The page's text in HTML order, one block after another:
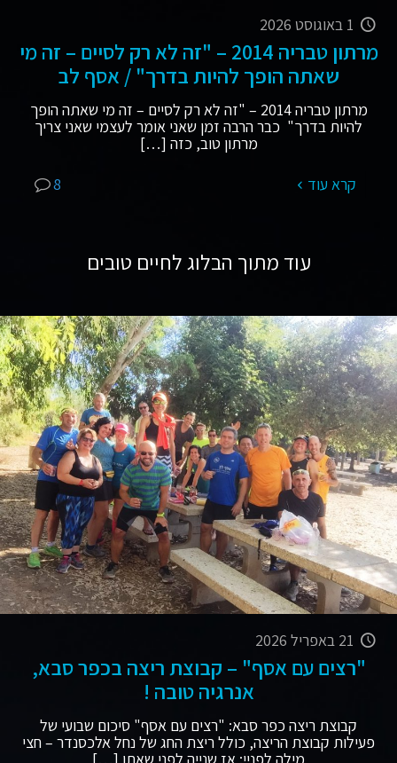
1 באוגוסט 2026
מרתון טבריה 2014 – "זה לא רק לסיים – זה מי
שאתה הופך להיות בדרך" / אסף לב
מרתון טבריה 2014 – "זה לא רק לסיים – זה מי שאתה הופך
להיות בדרך" כבר הרבה זמן שאני אומר לעצמי שאני צריך
מרתון טוב, כזה […]
8
קרא עוד
עוד מתוך הבלוג לחיים טובים
21 באפריל 2026
"רצים עם אסף" – קבוצת ריצה בכפר סבא,
אנרגיה טובה !
קבוצת ריצה כפר סבא: "רצים עם אסף" סיכום שבועי של
פעילות קבוצת הריצה, כולל ריצת החג של נחל אלכסנדר – חצי